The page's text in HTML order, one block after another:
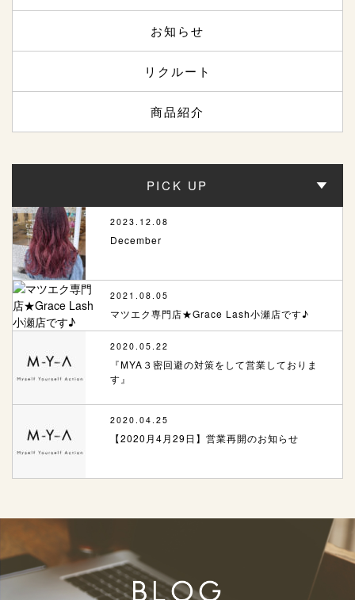
お知らせ
リクルート
商品紹介
PICK UP
2023.12.08
December
2021.08.05
マツエク専門店★Grace Lash小瀬店です♪
2020.05.22
『MYA３密回避の対策をして営業しておりま
す』
2020.04.25
【2020月4月29日】営業再開のお知らせ